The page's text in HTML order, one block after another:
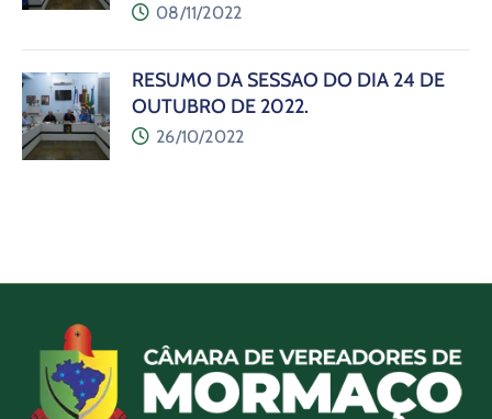
08/11/2022
RESUMO DA SESSÃO DO DIA 24 DE
OUTUBRO DE 2022.
26/10/2022